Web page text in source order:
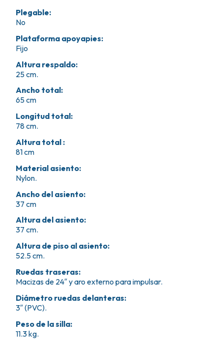
Plegable:
No
Plataforma apoyapies:
Fijo
Altura respaldo:
25 cm.
Ancho total:
65 cm
Longitud total:
78 cm.
Altura total :
81 cm
Material asiento:
Nylon.
Ancho del asiento:
37 cm
Altura del asiento:
37 cm.
Altura de piso al asiento:
52.5 cm.
Ruedas traseras:
Macizas de 24″ y aro externo para impulsar.
Diámetro ruedas delanteras:
3″ (PVC).
Peso de la silla:
11.3 kg.